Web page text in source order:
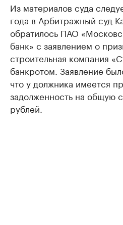
Из материалов суда
года в Арбитражный суд
обратилось ПАО
банк» с заявлением о
строительная компания
банкротом. Заявление
что у должника имеется
задолженность на общую
рублей.